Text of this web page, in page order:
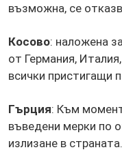
възможна, се
Косово: наложена
от Германия,
всички пристигащи
Гърция: Към
въведени мерки по
излизане в